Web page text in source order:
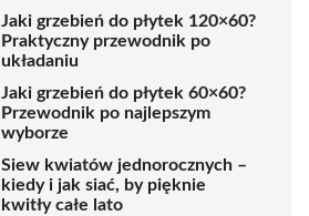
Jaki grzebień do płytek 120×60?
Praktyczny przewodnik po
układaniu
Jaki grzebień do płytek 60×60?
Przewodnik po najlepszym
wyborze
Siew kwiatów jednorocznych –
kiedy i jak siać, by pięknie
kwitły całe lato